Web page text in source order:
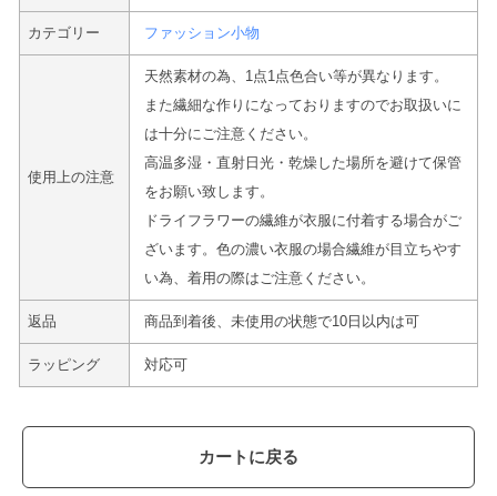
カテゴリー ファッション小物
使用上の注意
天然素材の為、1点1点色合い等が異なります。
また繊細な作りになっておりますのでお取扱いに
は十分にご注意ください。
高温多湿・直射日光・乾燥した場所を避けて保管
をお願い致します。
ドライフラワーの繊維が衣服に付着する場合がご
ざいます。色の濃い衣服の場合繊維が目立ちやす
い為、着用の際はご注意ください。
返品 商品到着後、未使用の状態で10日以内は可
ラッピング 対応可
カートに戻る